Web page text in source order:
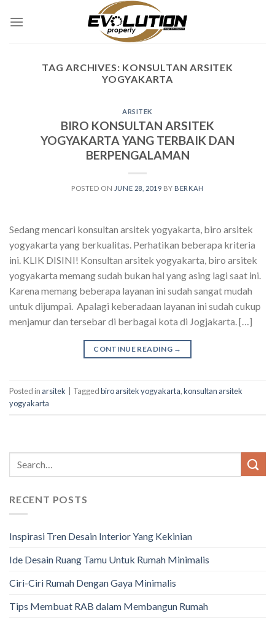
TAG ARCHIVES: KONSULTAN ARSITEK
YOGYAKARTA
ARSITEK
BIRO KONSULTAN ARSITEK
YOGYAKARTA YANG TERBAIK DAN
BERPENGALAMAN
POSTED ON JUNE 28, 2019 BY BERKAH
Sedang mencari konsultan arsitek yogyakarta, biro arsitek
yogyakarta yang berkualitas. Perhatikan beberapa kriteria
ini. KLIK DISINI! Konsultan arsitek yogyakarta, biro arsitek
yogyakarta memang sudah bukan hal yang asing lagi saat ini.
Karena memang beberapa layanan ini sudah sangat mudah
untuk dijumpai. Apalagi keberadaan layanan ini sudah cukup
menjamur dan tersebar di berbagai kota di Jogjakarta. […]
CONTINUE READING →
Posted in arsitek Taggedbiro arsitek yogyakarta,konsultan arsitek
yogyakarta
RECENT POSTS
Inspirasi Tren Desain Interior Yang Kekinian
Ide Desain Ruang Tamu Untuk Rumah Minimalis
Ciri-Ciri Rumah Dengan Gaya Minimalis
Tips Membuat RAB dalam Membangun Rumah